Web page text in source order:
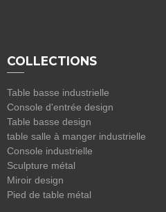
COLLECTIONS
Table basse industrielle
Console d'entrée design
Table basse design
table salle à manger industrielle
Console industrielle
Sculpture métal
Miroir design
Pied de table métal